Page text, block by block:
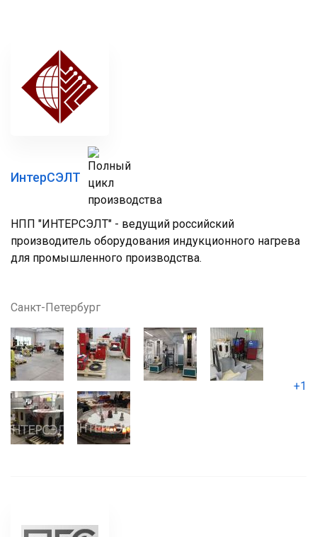
ИнтерСЭЛТ
НПП "ИНТЕРСЭЛТ" - ведущий российский
производитель оборудования индукционного нагрева
для промышленного производства.
Санкт-Петербург
+1